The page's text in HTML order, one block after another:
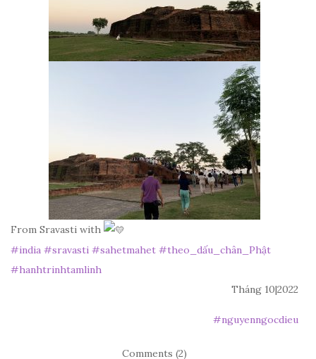
From Sravasti with
#india #sravasti #sahetmahet #theo_dấu_chân_Phật
#hanhtrinhtamlinh
Tháng 10|2022
#nguyenngocdieu
Comments (2)